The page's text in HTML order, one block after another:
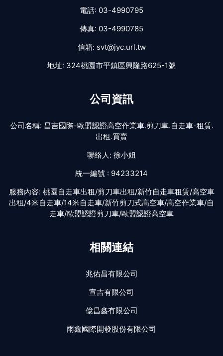
電話: 03-4990795
傳真: 03-4990785
信箱: svt@jyc.url.tw
地址: 324桃園市平鎮區興隆路625-1號
公司資訊
公司名稱: 昌吉國際-歐盟認證高空作業車.剪刀車.自走車-租賃.
出租.買賣
聯絡人: 徐小姐
統一編號 : 94233214
服務內容: 桃園自走車出租/剪刀車出租/新竹自走車租賃/高空車
出租/4米自走車/14米自走車/新竹剪刀式高空車/高空作業車/自
走車/歐盟認證剪刀車/歐盟認證高空車
相關連結
兆佑昌有限公司
宣吉有限公司
億昌鑫有限公司
雨鑫國際開發股份有限公司